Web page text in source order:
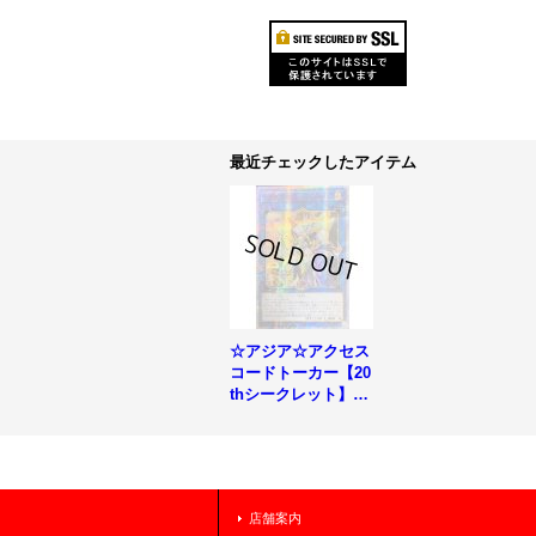
最近チェックしたアイテム
☆アジア☆アクセス
コードトーカー【20
thシークレット】
店舗案内